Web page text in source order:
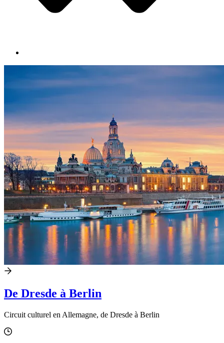
De Dresde à Berlin
Circuit culturel en Allemagne, de Dresde à Berlin